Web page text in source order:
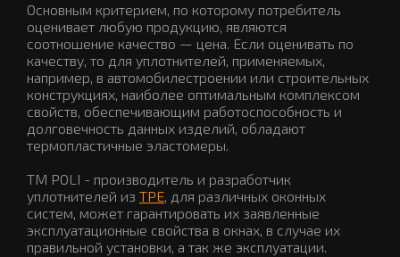
Основным критерием, по которому потребитель
оценивает любую продукцию, являются
соотношение качество — цена. Если оценивать по
качеству, то для уплотнителей, применяемых,
например, в автомобилестроении или строительных
конструкциях, наиболее оптимальным комплексом
свойств, обеспечивающим работоспособность и
долговечность данных изделий, обладают
термопластичные эластомеры.
ТМ POLI - производитель и разработчик
уплотнителей из TPE, для различных оконных
систем, может гарантировать их заявленные
эксплуатационные свойства в окнах, в случае их
правильной установки, а так же эксплуатации.